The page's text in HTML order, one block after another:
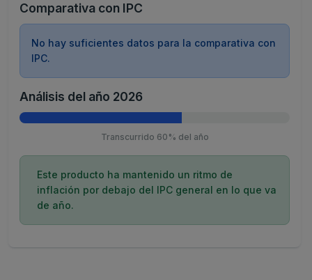
Comparativa con IPC
No hay suficientes datos para la comparativa con
IPC.
Análisis del año 2026
Transcurrido 60% del año
Este producto ha mantenido un ritmo de
inflación por debajo del IPC general en lo que va
de año.